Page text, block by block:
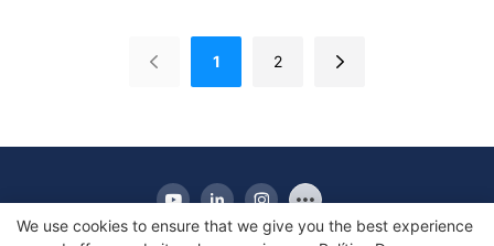
1 2
We use cookies to ensure that we give you the best experience